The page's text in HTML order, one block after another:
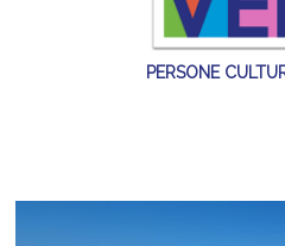
PERSONE